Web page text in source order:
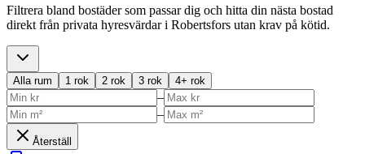
Filtrera bland bostäder som passar dig och hitta din nästa bostad
direkt från privata hyresvärdar i Robertsfors utan krav på kötid.
Alla rum 1 rok 2 rok 3 rok 4+ rok
–
–
Återställ